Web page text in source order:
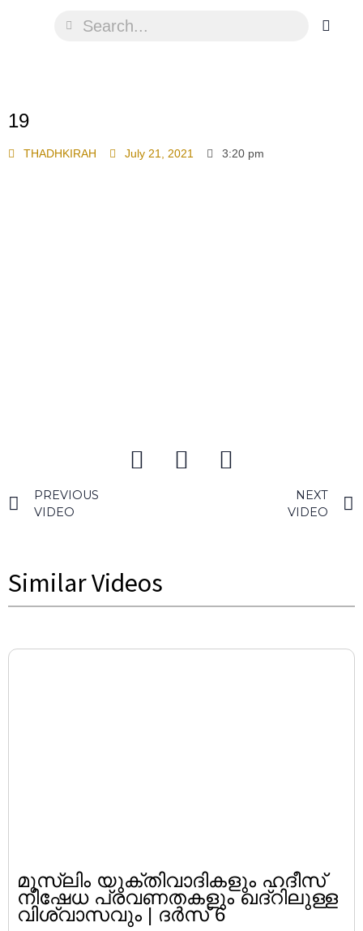
19
THADHKIRAH July 21, 2021 3:20 pm
PREVIOUS
VIDEO
NEXT
VIDEO
Similar Videos
മുസ്ലിം യുക്തിവാദികളും ഹദീസ്
നിഷേധ പ്രവണതകളും ഖദ്റിലുള്ള
വിശ്വാസവും | ദർസ് 6